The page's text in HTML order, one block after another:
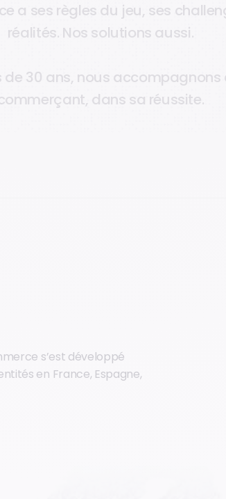
ce a ses règles du jeu, ses challen
réalités. Nos solutions aussi.
de 30 ans, nous accompagnons
ommerçant, dans sa réussite.
s’est développé
en France, Espagne,